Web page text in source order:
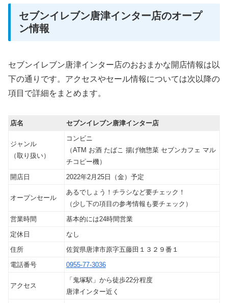
セブンイレブン唐津インター店のオープ
ン情報
セブンイレブン唐津インター店のおおまかな開店情報は以
下の通りです。アクセスやセール情報については次以降の
項目で詳細をまとめます。
店名 セブンイレブン唐津インター店
ジャンル
（取り扱い）
コンビニ
（ATM お酒 たばこ 揚げ物惣菜 セブンカフェ マル
チコピー機）
開店日
2022年2月25日（金）予定
オープンセール
あるでしょう！チラシなど要チェック！
（少し下の項目の参考情報も要チェック）
営業時間
基本的には24時間営業
定休日
なし
住所
佐賀県唐津市原字五藤田１３２９番１
電話番号
0955-77-3036
アクセス
「鬼塚駅」から徒歩22分程度
唐津インター近く